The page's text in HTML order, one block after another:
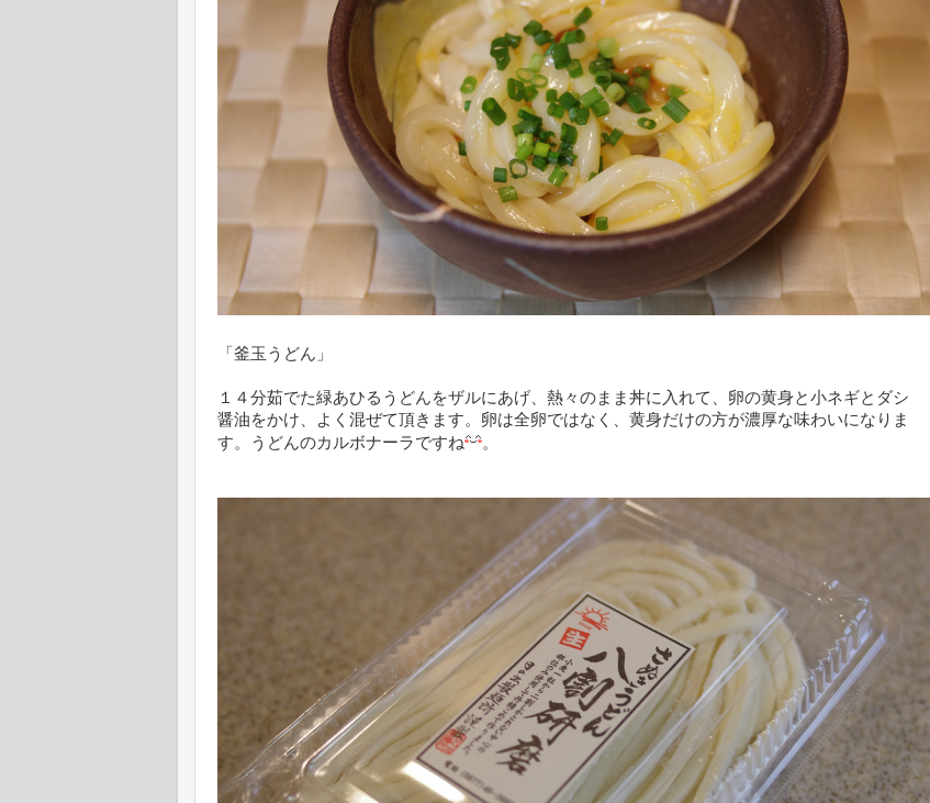
「釜玉うどん」
１４分茹でた緑あひるうどんをザルにあげ、熱々のまま丼に入れて、卵の黄身と小ネギとダシ
醤油をかけ、よく混ぜて頂きます。卵は全卵ではなく、黄身だけの方が濃厚な味わいになりま
す。うどんのカルボナーラですね
。